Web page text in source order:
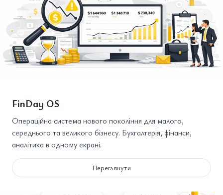
FinDay OS
Операційна система нового покоління для малого,
середнього та великого бізнесу. Бухгалтерія, фінанси,
аналітика в одному екрані.
Переглянути